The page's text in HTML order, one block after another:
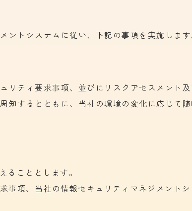
ントシステムに従い、 下記の事項を 実施しま
リティ要求事項、 並びに リスクアセスメント
周知するとともに、 当社の環境の 変化に応じて
る こととします。
事項、 当社の情報セキュリティマネジメント